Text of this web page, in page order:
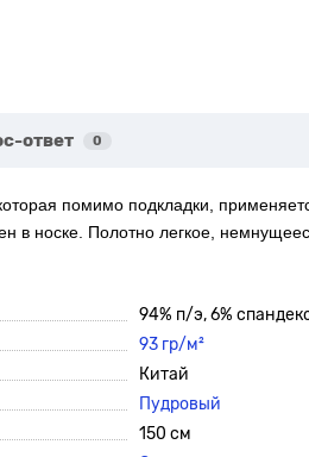
ответ 0
помимо подкладки,
в носке. Полотно легкое,
94% п/э, 6%
93 гр/м²
Китай
Пудровый
150 см